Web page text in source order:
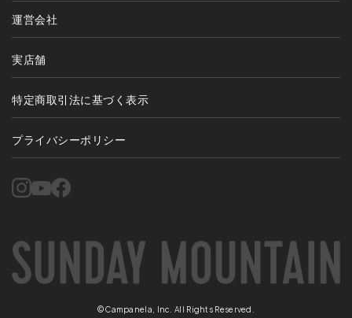
運営会社
実店舗
特定商取引法に基づく表示
プライバシーポリシー
©Campanela, Inc. All Rights Reserved.